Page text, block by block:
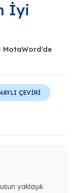
İyi
ÇEVİRİ
yaklaşık